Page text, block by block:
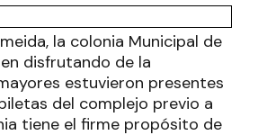
la colonia Municipal de
disfrutando de la
estuvieron presentes
del complejo previo a
tiene el firme propósito de